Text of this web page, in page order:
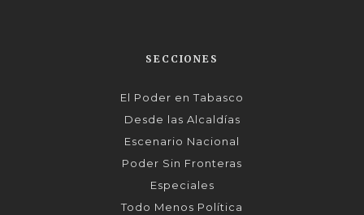
SECCIONES
El Poder en Tabasco
Desde las Alcaldías
Escenario Nacional
Poder Sin Fronteras
Especiales
Todo Menos Política